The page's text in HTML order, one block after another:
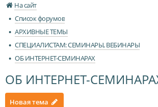
На сайт
Список форумов
АРХИВНЫЕ ТЕМЫ
СПЕЦИАЛИСТАМ: СЕМИНАРЫ, ВЕБИНАРЫ
ОБ ИНТЕРНЕТ-СЕМИНАРАХ
ОБ ИНТЕРНЕТ-
Новая тема